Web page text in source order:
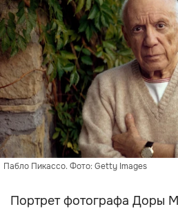
Пабло Пикассо. Фото: Getty Images
Портрет фотографа Доры